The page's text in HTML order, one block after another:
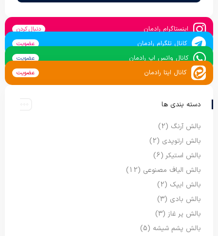
اینستاگرام رادمان دنبال کردن
کانال تلگرام رادمان عضویت
کانال واتس اپ رادمان عضویت
کانال ایتا رادمان عضویت
دسته بندی ها
بالش آرنگ (2)
بالش ارتوپدی (2)
بالش استیکر (6)
بالش الیاف مصنوعی (12)
بالش ایپک (2)
بالش بادی (3)
بالش پر غاز (3)
بالش پشم شیشه (5)